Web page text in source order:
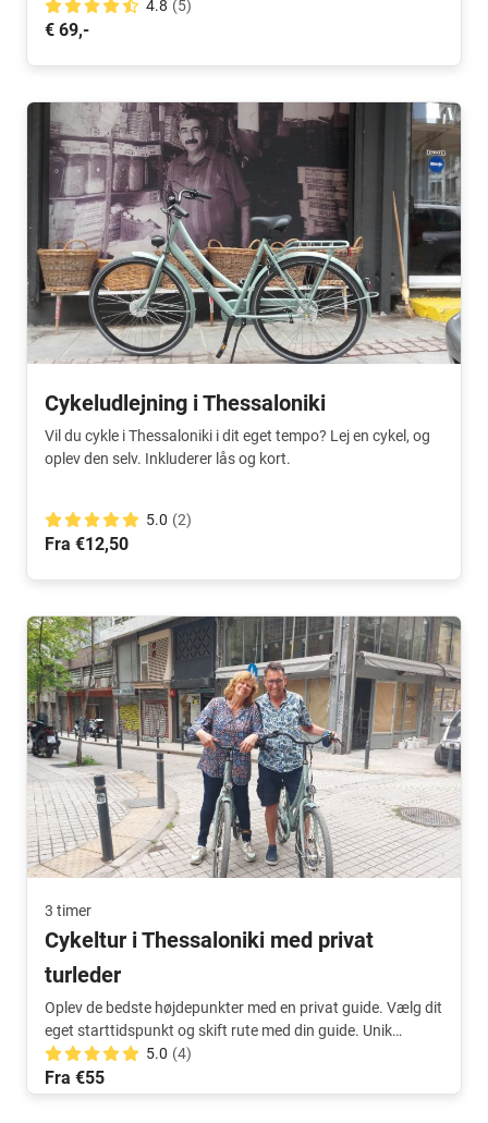
4.8 (5)
€ 69,-
Cykeludlejning i Thessaloniki
Vil du cykle i Thessaloniki i dit eget tempo? Lej en cykel, og
oplev den selv. Inkluderer lås og kort.
5.0 (2)
Fra €12,50
3 timer
Cykeltur i Thessaloniki med privat
turleder
Oplev de bedste højdepunkter med en privat guide. Vælg dit
eget starttidspunkt og skift rute med din guide. Unik
udflugt!
5.0 (4)
Fra €55